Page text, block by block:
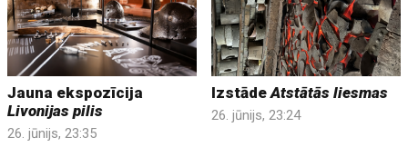
Jauna ekspozīcija
Livonijas pilis
26. jūnijs, 23:35
IzstādeAtstātās liesmas
26. jūnijs, 23:24